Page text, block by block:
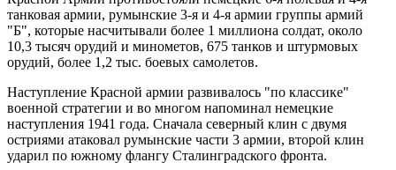
танковая армии, румынские 3-я и 4-я армии группы армий
"Б", которые насчитывали более 1 миллиона солдат, около
10,3 тысяч орудий и минометов, 675 танков и штурмовых
орудий, более 1,2 тыс. боевых самолетов.
Наступление Красной армии развивалось "по классике"
военной стратегии и во многом напоминал немецкие
наступления 1941 года. Сначала северный клин с двумя
остриями атаковал румынские части 3 армии, второй клин
ударил по южному флангу Сталинградского фронта.